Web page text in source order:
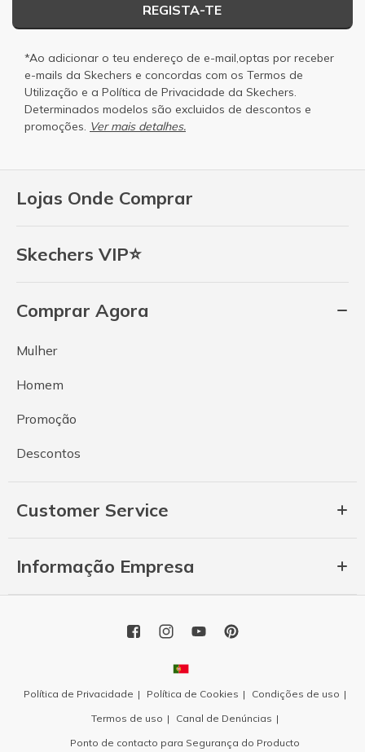
Lojas Onde Comprar
Skechers VIP⭐
Comprar Agora
Mulher
Homem
Promoção
Descontos
Customer Service
Informação Empresa
REGISTA-TE
*Ao adicionar o teu endereço de e-mail,optas por receber
e-mails da Skechers e concordas com os Termos de
Utilização e a Política de Privacidade da Skechers.
Determinados modelos são excluidos de descontos e
promoções. Ver mais detalhes.
Política de Privacidade Política de Cookies
Condições de uso
Termos de uso
Canal de Denúncias
Ponto de contacto para Segurança do Producto